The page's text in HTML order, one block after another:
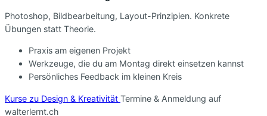
Photoshop, Bildbearbeitung, Layout-Prinzipien. Konkrete
Übungen statt Theorie.
Praxis am eigenen Projekt
Werkzeuge, die du am Montag direkt einsetzen kannst
Persönliches Feedback im kleinen Kreis
Kurse zu Design & Kreativität Termine & Anmeldung auf
walterlernt.ch